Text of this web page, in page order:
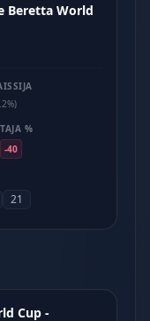
Beretta World
%
-40
21
Cup -